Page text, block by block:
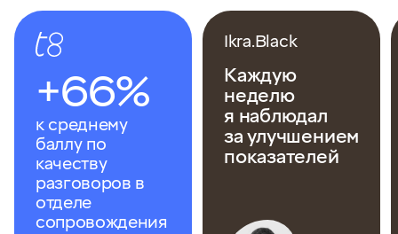
+66%
к среднему
баллу по
качеству
разговоров в
отделе
сопровождения
Ikra.Black
Каждую
неделю
я наблюдал
за улучшением
показателей